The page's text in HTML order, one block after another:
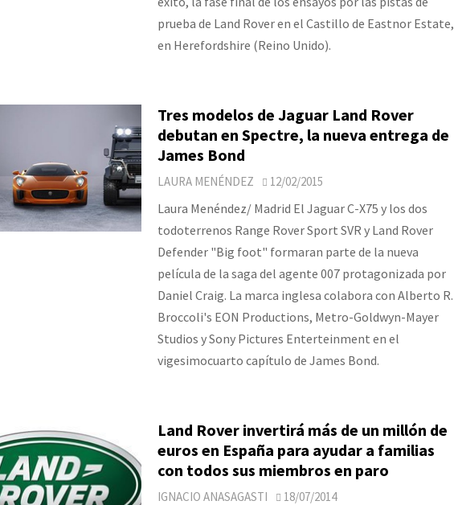
prueba de Land Rover en el Castillo de Eastnor Estate,
en Herefordshire (Reino Unido).
Tres modelos de Jaguar Land Rover
debutan en Spectre, la nueva entrega de
James Bond
LAURA MENÉNDEZ 12/02/2015
Laura Menéndez/ Madrid El Jaguar C-X75 y los dos
todoterrenos Range Rover Sport SVR y Land Rover
Defender "Big foot" formaran parte de la nueva
película de la saga del agente 007 protagonizada por
Daniel Craig. La marca inglesa colabora con Alberto R.
Broccoli's EON Productions, Metro-Goldwyn-Mayer
Studios y Sony Pictures Enterteinment en el
vigesimocuarto capítulo de James Bond.
Land Rover invertirá más de un millón de
euros en España para ayudar a familias
con todos sus miembros en paro
IGNACIO ANASAGASTI 18/07/2014